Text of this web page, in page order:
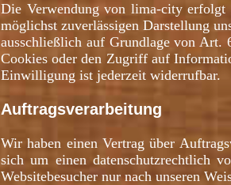
Die Verwendung von lima-city
möglichst zuverlässigen Darstellung
ausschließlich auf Grundlage von
Cookies oder den Zugriff auf
Einwilligung ist jederzeit widerrufbar.
Auftragsverarbeitung
Wir haben einen Vertrag über
sich um einen datenschutzrechtlich
Websitebesucher nur nach unseren